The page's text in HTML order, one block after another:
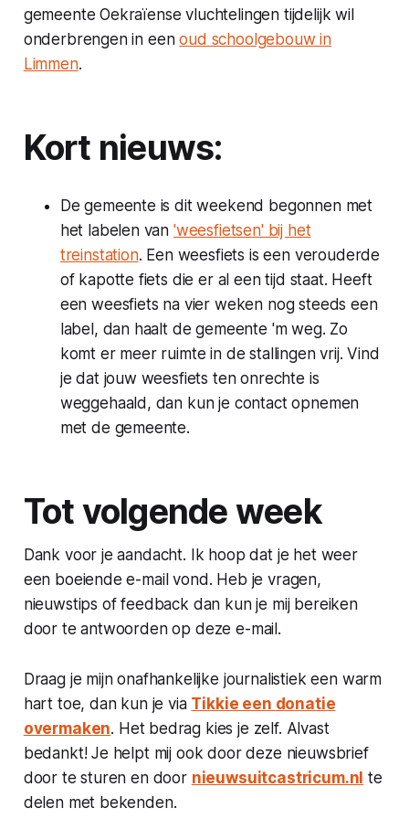
gemeente Oekraïense vluchtelingen tijdelijk wil
onderbrengen in eenoud schoolgebouw in
Limmen.
Kort nieuws:
De gemeente is dit weekend begonnen met
het labelen van 'weesfietsen' bij het
treinstation. Een weesfiets is een verouderde
of kapotte fiets die er al een tijd staat. Heeft
een weesfiets na vier weken nog steeds een
label, dan haalt de gemeente 'm weg. Zo
komt er meer ruimte in de stallingen vrij. Vind
je dat jouw weesfiets ten onrechte is
weggehaald, dan kun je contact opnemen
met de gemeente.
Tot volgende week
Dank voor je aandacht. Ik hoop dat je het weer
een boeiende e-mail vond. Heb je vragen,
nieuwstips of feedback dan kun je mij bereiken
door te antwoorden op deze e-mail.
Draag je mijn onafhankelijke journalistiek een warm
hart toe, dan kun je via Tikkie een donatie
overmaken. Het bedrag kies je zelf. Alvast
bedankt! Je helpt mij ook door deze nieuwsbrief
door te sturen en door nieuwsuitcastricum.nl te
delen met bekenden.